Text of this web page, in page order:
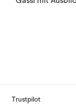
Trustpilot